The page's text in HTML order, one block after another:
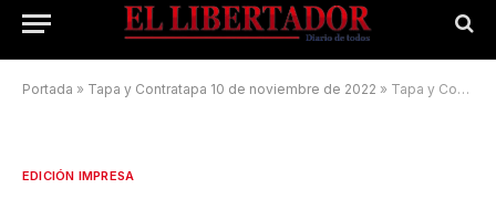
Portada » Tapa y Contratapa 10 de noviembre de 2022 » Tapa y Contratapa 4 de febrero de 2024
EDICIÓN IMPRESA